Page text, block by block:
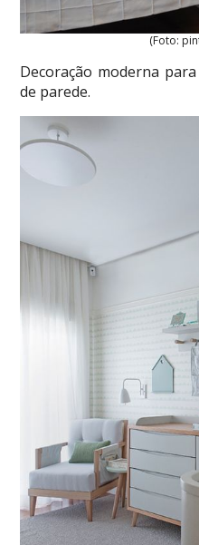
(Foto:
Decoração moderna
de parede.